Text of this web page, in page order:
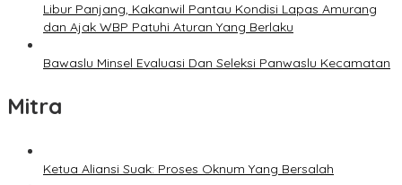
Libur Panjang, Kakanwil Pantau Kondisi Lapas Amurang
dan Ajak WBP Patuhi Aturan Yang Berlaku
Bawaslu Minsel Evaluasi Dan Seleksi Panwaslu Kecamatan
Mitra
Ketua Aliansi Suak: Proses Oknum Yang Bersalah